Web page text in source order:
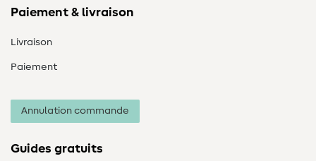
Paiement & livraison
Livraison
Paiement
Annulation commande
Guides gratuits